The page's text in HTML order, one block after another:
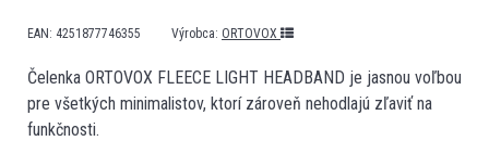
EAN: 4251877746355 Výrobca: ORTOVOX
Čelenka ORTOVOX FLEECE LIGHT HEADBAND je jasnou voľbou
pre všetkých minimalistov, ktorí zároveň nehodlajú zľaviť na
funkčnosti.